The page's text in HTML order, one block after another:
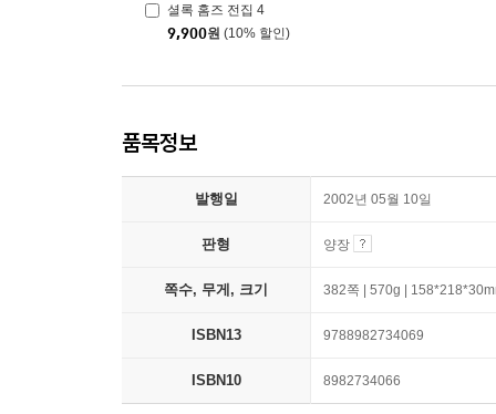
셜록 홈즈 전집 4
9,900원 (10% 할인)
품목정보
발행일 2002년 05월 10일
판형 양장
쪽수, 무게, 크기 382쪽 | 570g |
ISBN13 9788982734069
ISBN10 8982734066